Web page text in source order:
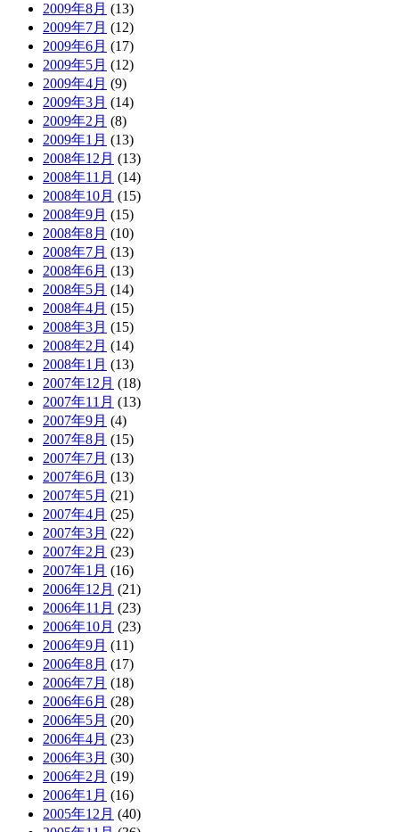
2009年8月 (13)
2009年7月 (12)
2009年6月 (17)
2009年5月 (12)
2009年4月 (9)
2009年3月 (14)
2009年2月 (8)
2009年1月 (13)
2008年12月 (13)
2008年11月 (14)
2008年10月 (15)
2008年9月 (15)
2008年8月 (10)
2008年7月 (13)
2008年6月 (13)
2008年5月 (14)
2008年4月 (15)
2008年3月 (15)
2008年2月 (14)
2008年1月 (13)
2007年12月 (18)
2007年11月 (13)
2007年9月 (4)
2007年8月 (15)
2007年7月 (13)
2007年6月 (13)
2007年5月 (21)
2007年4月 (25)
2007年3月 (22)
2007年2月 (23)
2007年1月 (16)
2006年12月 (21)
2006年11月 (23)
2006年10月 (23)
2006年9月 (11)
2006年8月 (17)
2006年7月 (18)
2006年6月 (28)
2006年5月 (20)
2006年4月 (23)
2006年3月 (30)
2006年2月 (19)
2006年1月 (16)
2005年12月 (40)